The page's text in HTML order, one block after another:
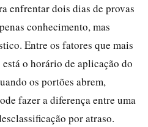
enfrentar dois dias de provas
conhecimento, mas
Entre os fatores que mais
o horário de aplicação do
os portões abrem,
fazer a diferença entre uma
por atraso.